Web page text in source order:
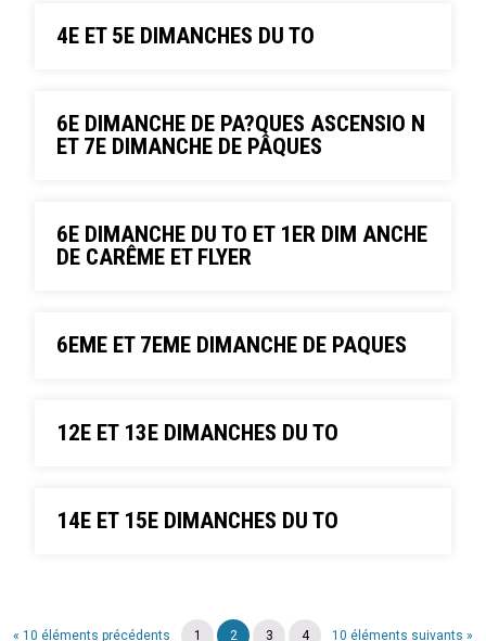
4E ET 5E DIMANCHES DU TO
6E DIMANCHE DE PA?QUES ASCENSIO N
ET 7E DIMANCHE DE PÂQUES
6E DIMANCHE DU TO ET 1ER DIM ANCHE
DE CARÊME ET FLYER
6EME ET 7EME DIMANCHE DE PAQUES
12E ET 13E DIMANCHES DU TO
14E ET 15E DIMANCHES DU TO
« 10 éléments précédents 10 éléments suivants »
1 2 3 4